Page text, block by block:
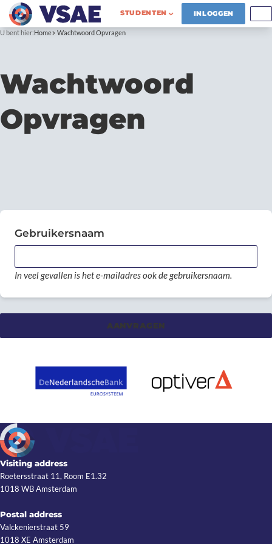
STUDENTEN INLOGGEN
U bent hier:Home Wachtwoord Opvragen
Wachtwoord
Opvragen
Gebruikersnaam
In veel gevallen is het e-mailadres ook de gebruikersnaam.
Visiting address
Roetersstraat 11, Room E1.32
1018 WB Amsterdam
Postal address
Valckenierstraat 59
1018 XE Amsterdam